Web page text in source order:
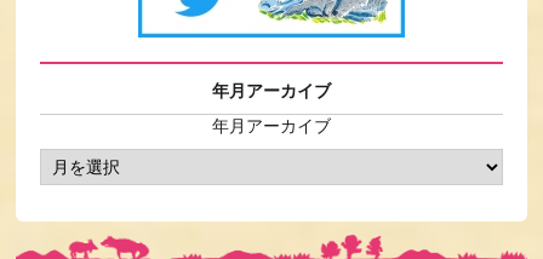
年月アーカイブ
年月アーカイブ